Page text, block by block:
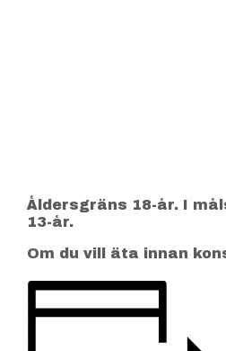
Åldersgräns 18-år. I
13-år.
Om du vill äta innan